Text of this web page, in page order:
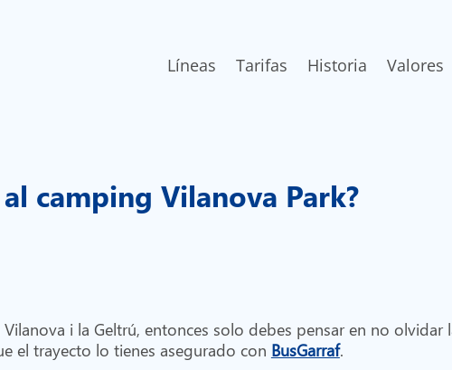
Líneas Tarifas Historia Valores
camping Vilanova Park?
i la Geltrú, entonces solo debes pensar en no
el trayecto lo tienes asegurado con BusGarraf.